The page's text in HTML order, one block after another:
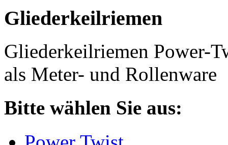
Gliederkeilriemen
Gliederkeilriemen Power-
als Meter- und Rollenware
Bitte wählen Sie aus: